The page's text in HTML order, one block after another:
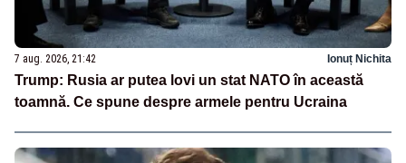
7 aug. 2026, 21:42 Ionuț Nichita
Trump: Rusia ar putea lovi un stat NATO în această
toamnă. Ce spune despre armele pentru Ucraina